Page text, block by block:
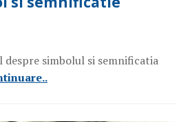
despre simbolul si semnificatia